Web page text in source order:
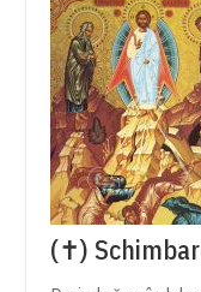
(✝)